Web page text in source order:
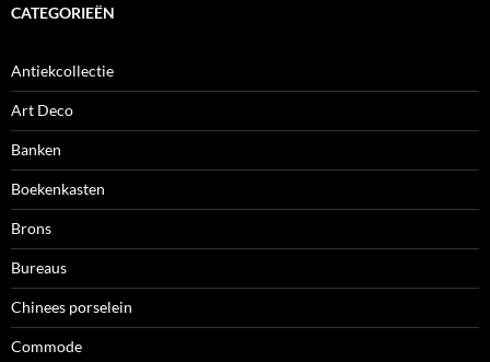
CATEGORIEËN
Antiekcollectie
Art Deco
Banken
Boekenkasten
Brons
Bureaus
Chinees porselein
Commode